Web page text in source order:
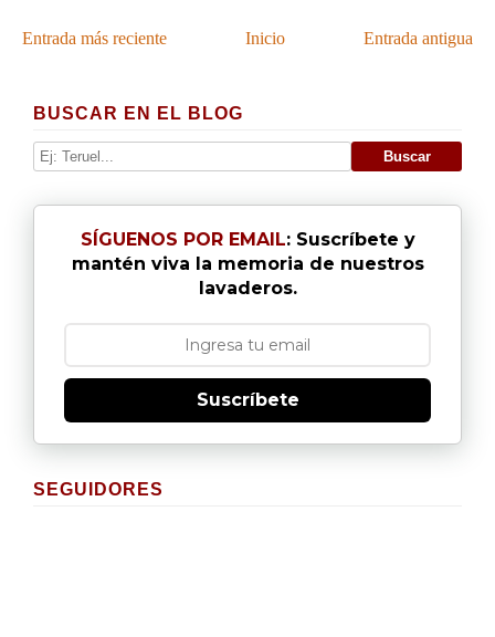
Entrada más reciente Entrada antigua
Inicio
BUSCAR EN EL BLOG
SÍGUENOS POR EMAIL: Suscríbete y
mantén viva la memoria de nuestros
lavaderos.
Suscríbete
SEGUIDORES